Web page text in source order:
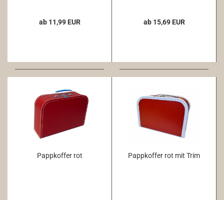
ab 11,99 EUR ab 15,69 EUR
Pappkoffer rot Pappkoffer rot mit Trim